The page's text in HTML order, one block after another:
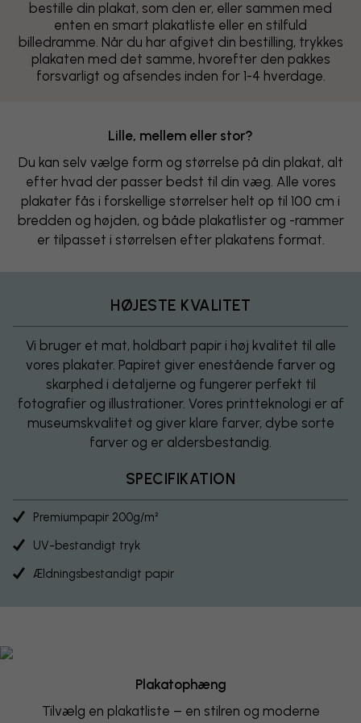
bestille din plakat, som den er, eller sammen med
enten en smart plakatliste eller en stilfuld
billedramme. Når du har afgivet din bestilling, trykkes
plakaten med det samme, hvorefter den pakkes
forsvarligt og afsendes inden for 1-4 hverdage.
Lille, mellem eller stor?
Du kan selv vælge form og størrelse på din plakat, alt
efter hvad der passer bedst til din væg. Alle vores
plakater fås i forskellige størrelser helt op til 100 cm i
bredden og højden, og både plakatlister og -rammer
er tilpasset i størrelsen efter plakatens format.
HØJESTE KVALITET
Vi bruger et mat, holdbart papir i høj kvalitet til alle
vores plakater. Papiret giver enestående farver og
skarphed i detaljerne og fungerer perfekt til
fotografier og illustrationer. Vores printteknologi er af
museumskvalitet og giver klare farver, dybe sorte
farver og er aldersbestandig.
SPECIFIKATION
Premiumpapir 200g/m²
UV-bestandigt tryk
Ældningsbestandigt papir
Plakatophæng
Tilvælg en plakatliste – en stilren og moderne